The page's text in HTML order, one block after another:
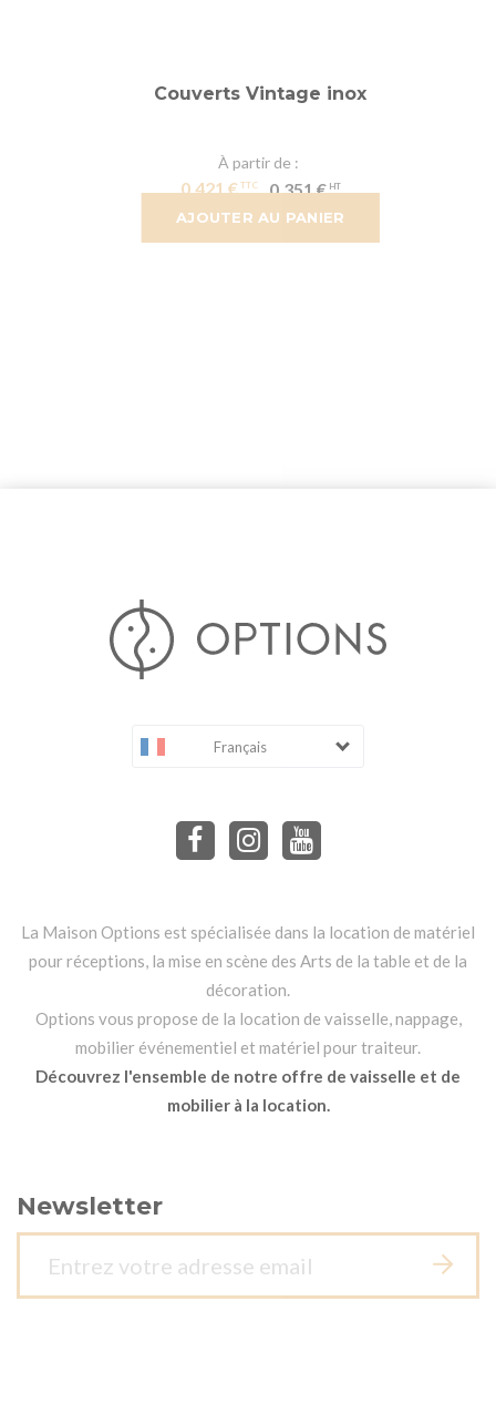
AJOUTER AU PANIER
Couverts Vintage inox
À partir de
0,421 € 0,351 €
Français
La Maison Options est spécialisée dans la location de matériel
pour réceptions, la mise en scène des Arts de la table et de la
décoration.
Options vous propose de la location de vaisselle, nappage,
mobilier événementiel et matériel pour traiteur.
Découvrez l'ensemble de notre offre de vaisselle et de
mobilier à la location.
Newsletter